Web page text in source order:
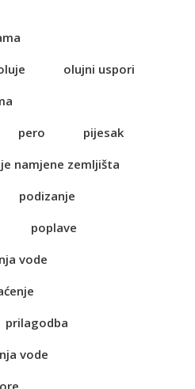
olujni uspori
pero
pijesak
namjene zemljišta
podizanje
poplave
vode
prilagodba
vode